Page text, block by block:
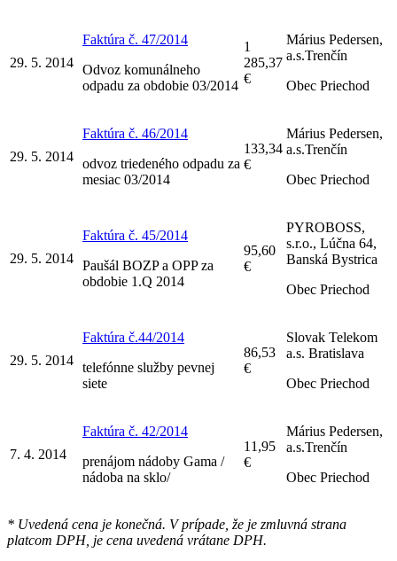
29. 5. 2014
Faktúra č. 47/2014
Odvoz komunálneho
odpadu za obdobie 03/2014
1
285,37
€
Márius Pedersen,
a.s.Trenčín
Obec Priechod
29. 5. 2014
Faktúra č. 46/2014
odvoz triedeného odpadu za
mesiac 03/2014
133,34
€
Márius Pedersen,
a.s.Trenčín
Obec Priechod
29. 5. 2014
Faktúra č. 45/2014
Paušál BOZP a OPP za
obdobie 1.Q 2014
95,60
€
PYROBOSS,
s.r.o., Lúčna 64,
Banská Bystrica
Obec Priechod
29. 5. 2014
Faktúra č.44/2014
telefónne služby pevnej
siete
86,53
€
Slovak Telekom
a.s. Bratislava
Obec Priechod
7. 4. 2014
Faktúra č. 42/2014
prenájom nádoby Gama /
nádoba na sklo/
11,95
€
Márius Pedersen,
a.s.Trenčín
Obec Priechod
* Uvedená cena je konečná. V prípade, že je zmluvná strana
platcom DPH, je cena uvedená vrátane DPH.